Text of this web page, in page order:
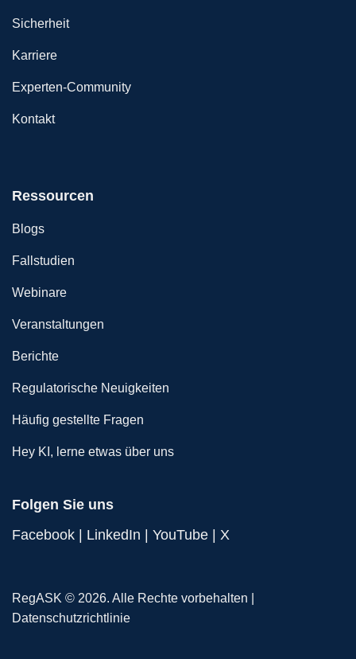
Sicherheit
Karriere
Experten-Community
Kontakt
Ressourcen
Blogs
Fallstudien
Webinare
Veranstaltungen
Berichte
Regulatorische Neuigkeiten
Häufig gestellte Fragen
Hey KI, lerne etwas über uns
Folgen Sie uns
Facebook
LinkedIn YouTube X
RegASK © 2026. Alle Rechte vorbehalten |
Datenschutzrichtlinie